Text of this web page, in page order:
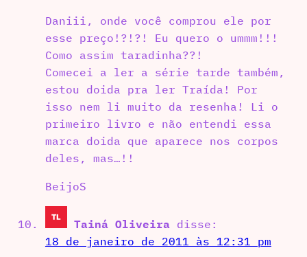
Daniii, onde você comprou ele por
esse preço!?!?! Eu quero o ummm!!!
Como assim taradinha??!
Comecei a ler a série tarde também,
estou doida pra ler Traída! Por
isso nem li muito da resenha! Li o
primeiro livro e não entendi essa
marca doida que aparece nos corpos
deles, mas…!!
BeijoS
Tainá Oliveira disse:
18 de janeiro de 2011 às 12:31 pm